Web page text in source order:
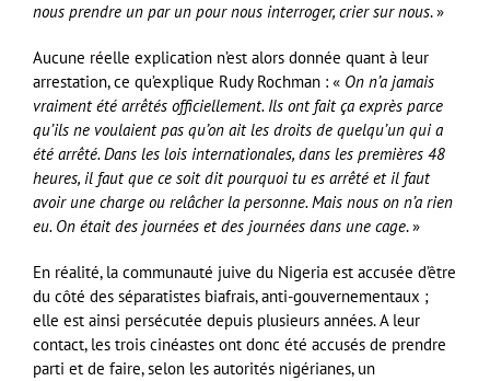
nous prendre un par un pour nous interroger, crier sur nous. »
Aucune réelle explication n’est alors donnée quant à leur
arrestation, ce qu’explique Rudy Rochman : « On n’a jamais
vraiment été arrêtés officiellement. Ils ont fait ça exprès parce
qu’ils ne voulaient pas qu’on ait les droits de quelqu’un qui a
été arrêté. Dans les lois internationales, dans les premières 48
heures, il faut que ce soit dit pourquoi tu es arrêté et il faut
avoir une charge ou relâcher la personne. Mais nous on n’a rien
eu. On était des journées et des journées dans une cage. »
En réalité, la communauté juive du Nigeria est accusée d’être
du côté des séparatistes biafrais, anti-gouvernementaux ;
elle est ainsi persécutée depuis plusieurs années. A leur
contact, les trois cinéastes ont donc été accusés de prendre
parti et de faire, selon les autorités nigérianes, un